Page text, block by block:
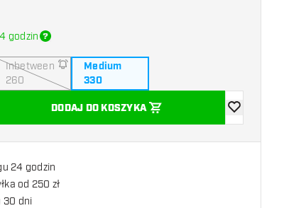
godzin
Inbetween
260
Medium
330
ilość DODAJ DO KOSZYKA
dodaj do
24 godzin
od 250 zł
30 dni